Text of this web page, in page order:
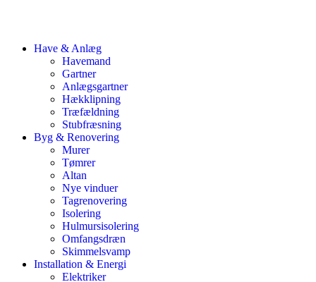
Have & Anlæg
Havemand
Gartner
Anlægsgartner
Hækklipning
Træfældning
Stubfræsning
Byg & Renovering
Murer
Tømrer
Altan
Nye vinduer
Tagrenovering
Isolering
Hulmursisolering
Omfangsdræn
Skimmelsvamp
Installation & Energi
Elektriker